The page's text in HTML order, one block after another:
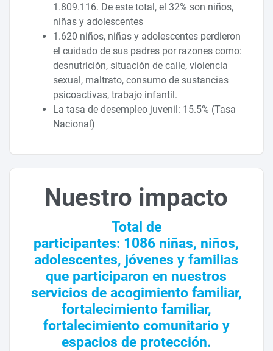
1.809.116. De este total, el 32% son niños,
niñas y adolescentes
1.620 niños, niñas y adolescentes perdieron
el cuidado de sus padres por razones como:
desnutrición, situación de calle, violencia
sexual, maltrato, consumo de sustancias
psicoactivas, trabajo infantil.
La tasa de desempleo juvenil: 15.5% (Tasa
Nacional)
Nuestro impacto
Total de
participantes: 1086 niñas, niños,
adolescentes, jóvenes y familias
que participaron en nuestros
servicios de acogimiento familiar,
fortalecimiento familiar,
fortalecimiento comunitario y
espacios de protección.